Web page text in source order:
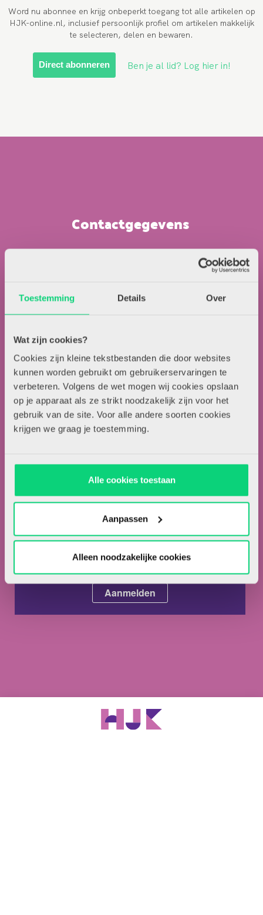
Toestemming Details Over
Wat zijn cookies?
Cookies zijn kleine tekstbestanden die door websites
kunnen worden gebruikt om gebruikerservaringen te
verbeteren. Volgens de wet mogen wij cookies opslaan
op je apparaat als ze strikt noodzakelijk zijn voor het
gebruik van de site. Voor alle andere soorten cookies
krijgen we graag je toestemming.
Alle cookies toestaan
Aanpassen
Alleen noodzakelijke cookies
Word nu abonnee en krijg onbeperkt toegang tot alle artikelen op
HJK-online.nl, inclusief persoonlijk profiel om artikelen makkelijk
te selecteren, delen en bewaren.
Direct abonneren Ben je al lid? Log hier in!
Nieuwsbrief
Meld je hieronder aan voor de nieuwsbrief van HJK
Ik ga akkoord met de privacyvoorwaarden.
Ik ben abonnee van HJK.
Over HJK
Artikel insturen
Adverteren in HJK
Contact
Contactgegevens
Uitgeverij Zwijsen
5041 SE Tilburg
013-5838800